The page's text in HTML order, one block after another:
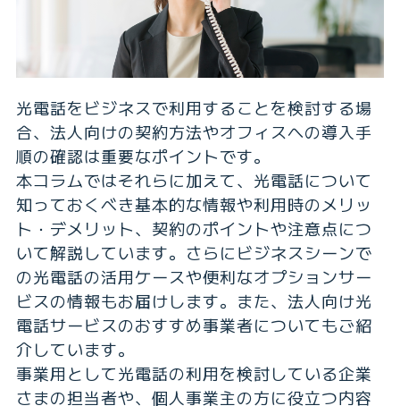
光電話をビジネスで利用することを検討する場
合、法人向けの契約方法やオフィスへの導入手
順の確認は重要なポイントです。
本コラムではそれらに加えて、光電話について
知っておくべき基本的な情報や利用時のメリッ
ト・デメリット、契約のポイントや注意点につ
いて解説しています。さらにビジネスシーンで
の光電話の活用ケースや便利なオプションサー
ビスの情報もお届けします。また、法人向け光
電話サービスのおすすめ事業者についてもご紹
介しています。
事業用として光電話の利用を検討している企業
さまの担当者や、個人事業主の方に役立つ内容